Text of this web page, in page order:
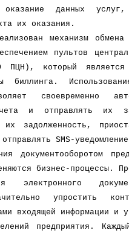
оказание данных
их оказания.
механизм
пультов
ПЦН), который является
биллинга.
своевременно
и отправлять их
их задолженность,
SMS-
документооборотом
бизнес-процессы.
электронного
упростить
входящей информации и
предприятия.